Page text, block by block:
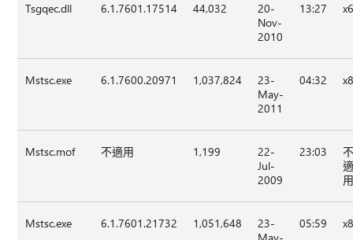
Tsgqec.dll 6.1.7601.17514 44,032
20-
Nov-
2010
13:27
Mstsc.exe 6.1.7600.20971 1,037,824
23-
May-
2011
04:32
Mstsc.mof 不適用 1,199
22-
Jul-
2009
23:03
Mstsc.exe 6.1.7601.21732 1,051,648
23-
May-
05:59